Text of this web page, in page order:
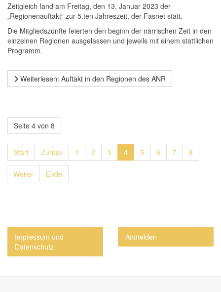
Zeitgleich fand am Freitag, den 13. Januar 2023 der
„Regionenauftakt“ zur 5.ten Jahreszeit, der Fasnet statt.
Die Mitgliedszünfte feierten den beginn der närrischen Zeit in den
einzelnen Regionen ausgelassen und jeweils mit einem stattlichen
Programm.
Weiterlesen: Auftakt in den Regionen des ANR
Seite 4 von 8
Start Zurück 1 2 3 4 5 6 7 8
Weiter Ende
Impressum und
Datenschutz
Anmelden